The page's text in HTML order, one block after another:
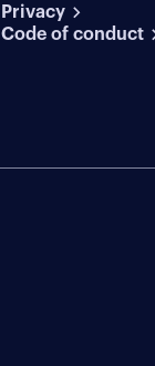
Privacy
Code of conduct